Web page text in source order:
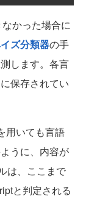
かった場合に
ズ分類器の手
します。各言
保存されてい
用いても言語
うに、内容が
は、ここまで
と判定される